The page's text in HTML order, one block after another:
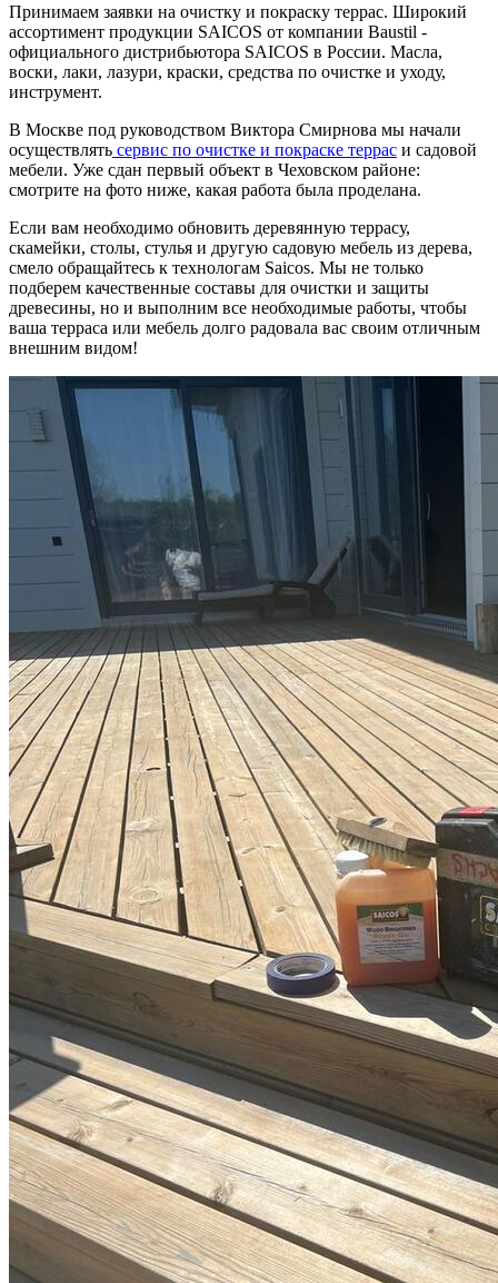
Принимаем заявки на очистку и покраску террас. Широкий
ассортимент продукции SAICOS от компании Baustil -
официального дистрибьютора SAICOS в России. Масла,
воски, лаки, лазури, краски, средства по очистке и уходу,
инструмент.
В Москве под руководством Виктора Смирнова мы начали
осуществлять сервис по очистке и покраске террас и садовой
мебели. Уже сдан первый объект в Чеховском районе:
смотрите на фото ниже, какая работа была проделана.
Если вам необходимо обновить деревянную террасу,
скамейки, столы, стулья и другую садовую мебель из дерева,
смело обращайтесь к технологам Saicos. Мы не только
подберем качественные составы для очистки и защиты
древесины, но и выполним все необходимые работы, чтобы
ваша терраса или мебель долго радовала вас своим отличным
внешним видом!